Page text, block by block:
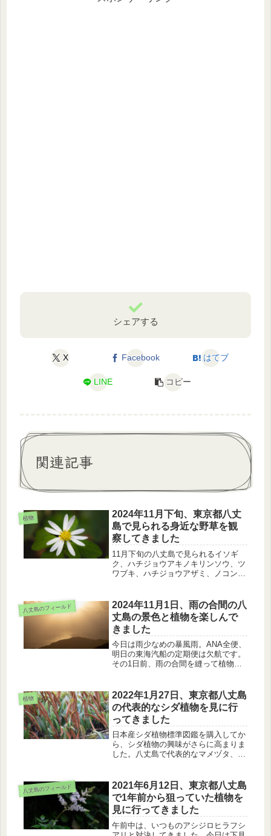
シェアする
X Facebook はてブ
LINE コピー
関連記事
植物
2024年11月下旬、東京都八丈
島で見られる身近な野草を観
察してきました
11月下旬の八丈島で見られるイソギ
ク、ハチジョウアキノキリンソウ、ツ
ワブキ、ハチジョウアザミ、ノコンギ
八丈島のフィールド
2024年11月1日、雨の合間の八
丈島の景色と植物を楽しんで
きました
今日は雨少なめの暴風雨。ANA全便、
明日の東海汽船の定期便は欠航です。
その1日前、雨の合間を縫って植物、
植物
2022年1月27日、東京都八丈島
の代表的なシダ植物を見に行
ってきました
日本産シダ植物標準図鑑を購入してか
ら、シダ植物の興味がさらに高まりま
した。八丈島で代表的なマメヅタ、ハ
に行ってきました。
八丈島のフィールド
2021年6月12日、東京都八丈島
で1年前から狙っていた植物を
見に行ってきました
午前中は、いつものアシジロヒラフシ